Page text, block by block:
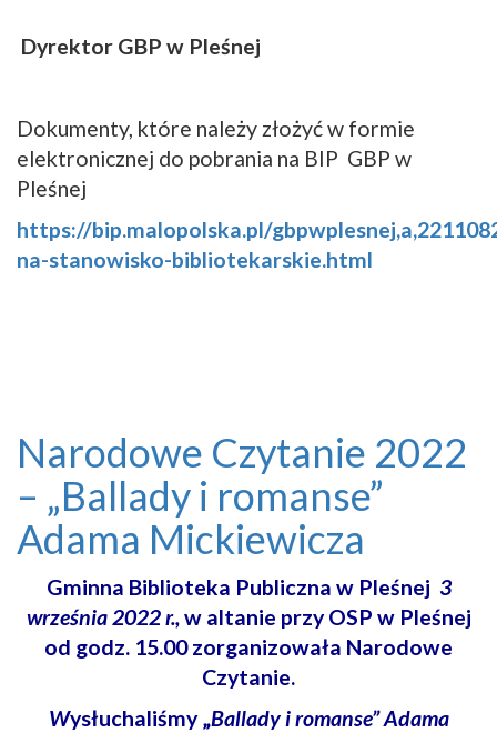
Dyrektor GBP w Pleśnej
Dokumenty, które należy złożyć w formie
elektronicznej do pobrania na BIP GBP w
Pleśnej
https://bip.malopolska.pl/
na-stanowisko-bibliotekarskie.html
Narodowe Czytanie 2022
– „Ballady i romanse”
Adama Mickiewicza
Gminna Biblioteka Publiczna w Pleśnej 3
września 2022 r.,waltanie przy OSP w Pleśnej
od godz. 15.00 zorganizowała Narodowe
Czytanie.
Wysłuchaliśmy „Ballady i romanse” Adama